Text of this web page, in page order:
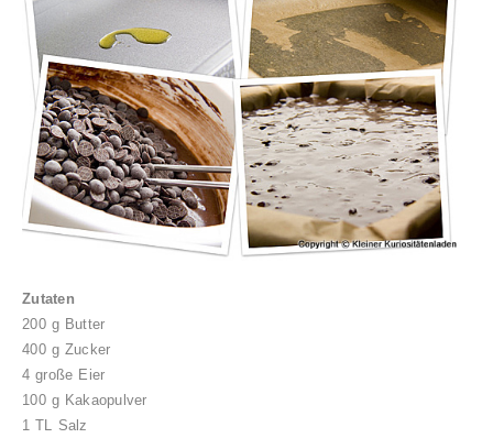
Zutaten
200 g Butter
400 g Zucker
4 große Eier
100 g Kakaopulver
1 TL Salz